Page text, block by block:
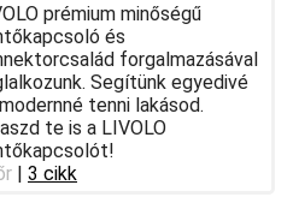
prémium minőségű
és
forgalmazásával
Segítünk egyedivé
tenni lakásod.
te is a LIVOLO
| 3 cikk